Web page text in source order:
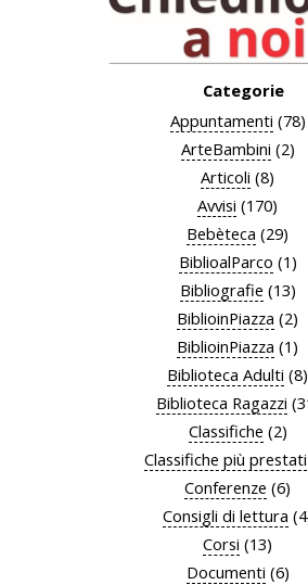
Categorie
Appuntamenti (78)
ArteBambini (2)
Articoli (8)
Avvisi (170)
Bebèteca (29)
BiblioalParco (1)
Bibliografie (13)
BiblioinPiazza (2)
BiblioinPiazza (1)
Biblioteca Adulti (8)
Biblioteca Ragazzi
Classifiche (2)
Classifiche più prestati
Conferenze (6)
Consigli di lettura
Corsi (13)
Documenti (6)